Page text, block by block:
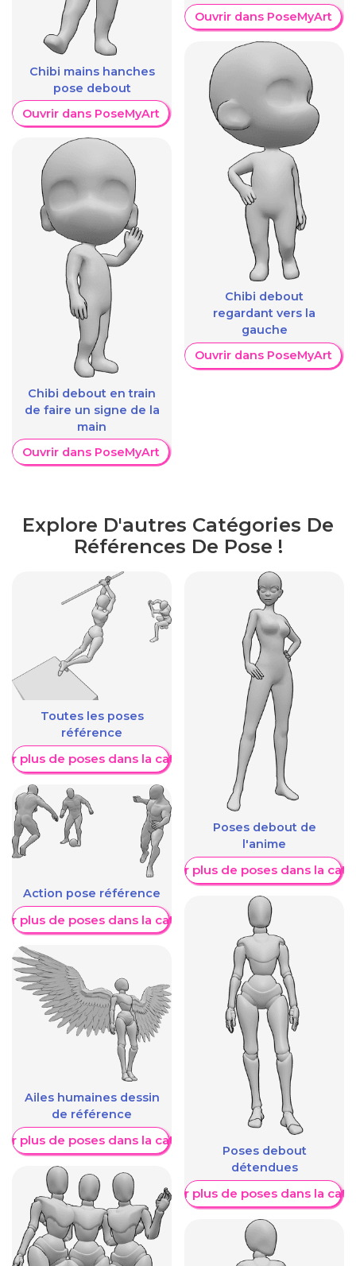
Chibi mains hanches
pose debout
Ouvrir dans PoseMyArt
Chibi debout en train
de faire un signe de la
main
Ouvrir dans PoseMyArt
Ouvrir dans PoseMyArt
Chibi debout
regardant vers la
gauche
Ouvrir dans PoseMyArt
Explore D'autres Catégories De
Références De Pose !
Toutes les poses
référence
plus de poses dans la catégorie
Action pose référence
plus de poses dans la catégorie
Ailes humaines dessin
de référence
plus de poses dans la catégorie
Poses debout de
l'anime
Afficher plus de poses dans la
Poses debout
détendues
Afficher plus de poses dans la